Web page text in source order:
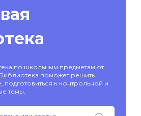
по школьным предметам от
поможет решить
подготовиться к контрольной и
темы.